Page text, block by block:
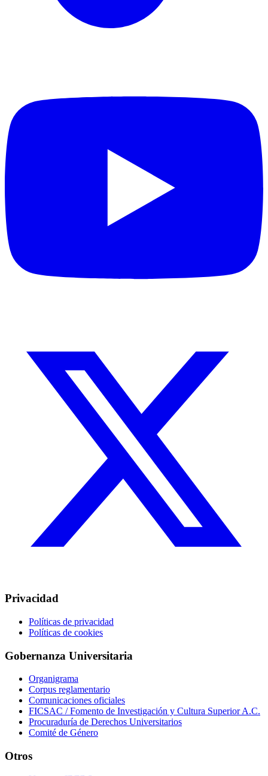
Privacidad
Políticas de privacidad
Políticas de cookies
Gobernanza Universitaria
Organigrama
Corpus reglamentario
Comunicaciones oficiales
FICSAC / Fomento de Investigación y Cultura Superior A.C.
Procuraduría de Derechos Universitarios
Comité de Género
Otros